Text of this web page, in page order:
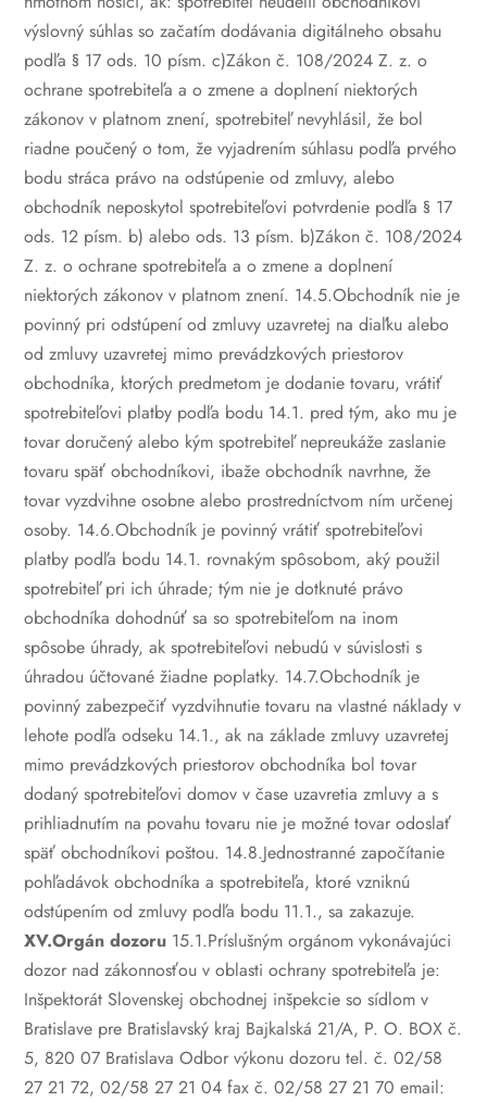
výslovný súhlas so začatím dodávania digitálneho obsahu
podľa § 17 ods. 10 písm. c)Zákon č. 108/2024 Z. z. o
ochrane spotrebiteľa a o zmene a doplnení niektorých
zákonov v platnom znení, spotrebiteľ nevyhlásil, že bol
riadne poučený o tom, že vyjadrením súhlasu podľa prvého
bodu stráca právo na odstúpenie od zmluvy, alebo
obchodník neposkytol spotrebiteľovi potvrdenie podľa § 17
ods. 12 písm. b) alebo ods. 13 písm. b)Zákon č. 108/2024
Z. z. o ochrane spotrebiteľa a o zmene a doplnení
niektorých zákonov v platnom znení. 14.5.Obchodník nie je
povinný pri odstúpení od zmluvy uzavretej na diaľku alebo
od zmluvy uzavretej mimo prevádzkových priestorov
obchodníka, ktorých predmetom je dodanie tovaru, vrátiť
spotrebiteľovi platby podľa bodu 14.1. pred tým, ako mu je
tovar doručený alebo kým spotrebiteľ nepreukáže zaslanie
tovaru späť obchodníkovi, ibaže obchodník navrhne, že
tovar vyzdvihne osobne alebo prostredníctvom ním určenej
osoby. 14.6.Obchodník je povinný vrátiť spotrebiteľovi
platby podľa bodu 14.1. rovnakým spôsobom, aký použil
spotrebiteľ pri ich úhrade; tým nie je dotknuté právo
obchodníka dohodnúť sa so spotrebiteľom na inom
spôsobe úhrady, ak spotrebiteľovi nebudú v súvislosti s
úhradou účtované žiadne poplatky. 14.7.Obchodník je
povinný zabezpečiť vyzdvihnutie tovaru na vlastné náklady v
lehote podľa odseku 14.1., ak na základe zmluvy uzavretej
mimo prevádzkových priestorov obchodníka bol tovar
dodaný spotrebiteľovi domov v čase uzavretia zmluvy a s
prihliadnutím na povahu tovaru nie je možné tovar odoslať
späť obchodníkovi poštou. 14.8.Jednostranné započítanie
pohľadávok obchodníka a spotrebiteľa, ktoré vzniknú
odstúpením od zmluvy podľa bodu 11.1., sa zakazuje.
XV.Orgán dozoru 15.1.Príslušným orgánom vykonávajúci
dozor nad zákonnosťou v oblasti ochrany spotrebiteľa je:
Inšpektorát Slovenskej obchodnej inšpekcie so sídlom v
Bratislave pre Bratislavský kraj Bajkalská 21/A, P. O. BOX č.
5, 820 07 Bratislava Odbor výkonu dozoru tel. č. 02/58
27 21 72, 02/58 27 21 04 fax č. 02/58 27 21 70 email: